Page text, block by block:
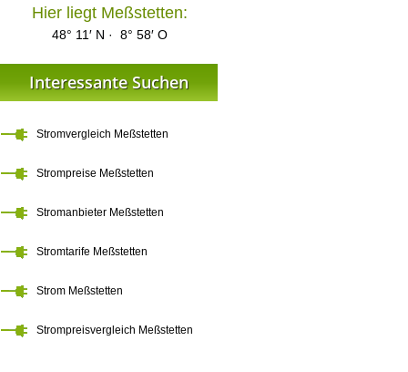
Hier liegt Meßstetten:
48° 11′ N · 8° 58′ O
Interessante Suchen
Stromvergleich Meßstetten
Strompreise Meßstetten
Stromanbieter Meßstetten
Stromtarife Meßstetten
Strom Meßstetten
Strompreisvergleich Meßstetten